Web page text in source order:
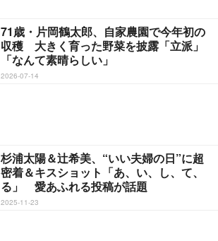
71歳・片岡鶴太郎、自家農園で今年初の
収穫 大きく育った野菜を披露「立派」
「なんて素晴らしい」
2026-07-14
杉浦太陽＆辻希美、“いい夫婦の日”に超
密着＆キスショット「あ、い、し、て、
る」 愛あふれる投稿が話題
2025-11-23